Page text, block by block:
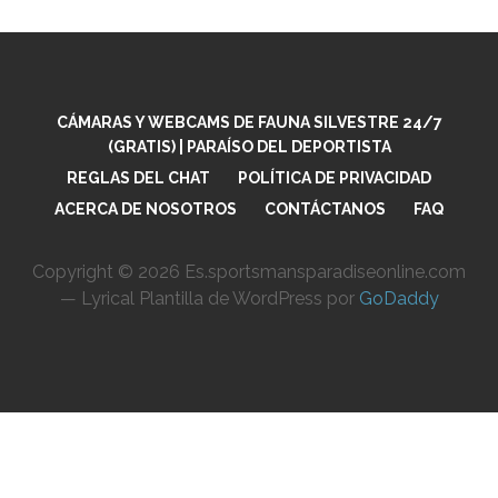
CÁMARAS Y WEBCAMS DE FAUNA SILVESTRE 24/7
(GRATIS) | PARAÍSO DEL DEPORTISTA
REGLAS DEL CHAT
POLÍTICA DE PRIVACIDAD
ACERCA DE NOSOTROS
CONTÁCTANOS FAQ
Copyright © 2026 Es.sportsmansparadiseonline.com
— Lyrical Plantilla de WordPress por GoDaddy